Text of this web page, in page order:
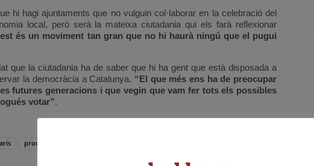
hi hagi ajuntaments que no vulguin col·laborar en la celebració del
local, però serà la mateixa ciutadania qui els farà reflexionar
és un moviment tan gran que no hi haurà ningú que el pugui
que la ciutadania ha de saber que hi ha gent que està disposada a
la democràcia a Catalunya. “El que més ens ha de preocupar
futures generacions i que vegin que vam fer tots els possibles
votar”.
procés